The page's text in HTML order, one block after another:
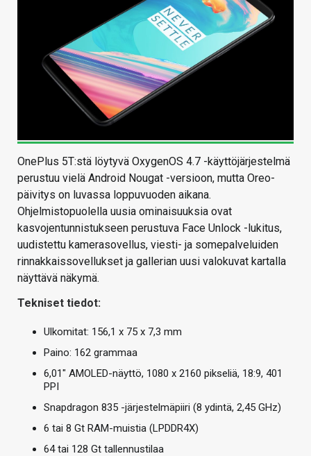
OnePlus 5T:stä löytyvä OxygenOS 4.7 -käyttöjärjestelmä
perustuu vielä Android Nougat -versioon, mutta Oreo-
päivitys on luvassa loppuvuoden aikana.
Ohjelmistopuolella uusia ominaisuuksia ovat
kasvojentunnistukseen perustuva Face Unlock -lukitus,
uudistettu kamerasovellus, viesti- ja somepalveluiden
rinnakkaissovellukset ja gallerian uusi valokuvat kartalla
näyttävä näkymä.
Tekniset tiedot:
Ulkomitat: 156,1 x 75 x 7,3 mm
Paino: 162 grammaa
6,01″ AMOLED-näyttö, 1080 x 2160 pikseliä, 18:9, 401
PPI
Snapdragon 835 -järjestelmäpiiri (8 ydintä, 2,45 GHz)
6 tai 8 Gt RAM-muistia (LPDDR4X)
64 tai 128 Gt tallennustilaa